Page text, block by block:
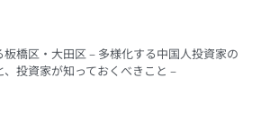
板橋区・大田区 – 多様化する中国人投資家の
、投資家が知っておくべきこと –